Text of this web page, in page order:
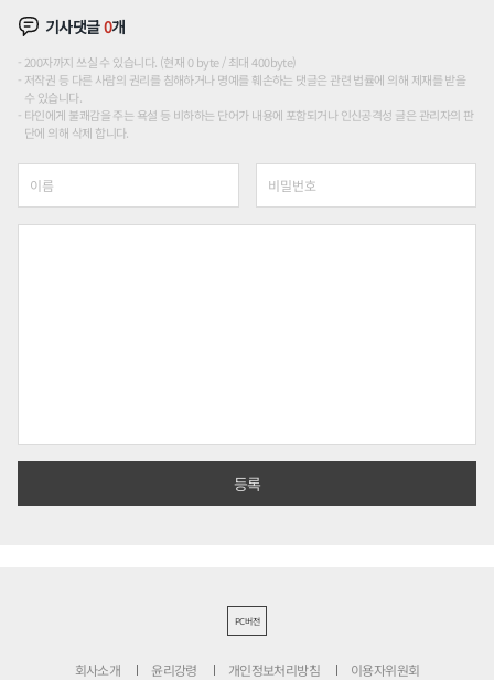
기사댓글0개
200자까지 쓰실 수 있습니다. (현재 0 byte / 최대 400byte)
저작권 등 다른 사람의 권리를 침해하거나 명예를 훼손하는 댓글은 관련 법률에 의해 제재를 받을
수 있습니다.
타인에게 불쾌감을 주는 욕설 등 비하하는 단어가 내용에 포함되거나 인신공격성 글은 관리자의 판
단에 의해 삭제 합니다.
PC버전
회사소개 윤리강령 개인정보처리방침 이용자위원회